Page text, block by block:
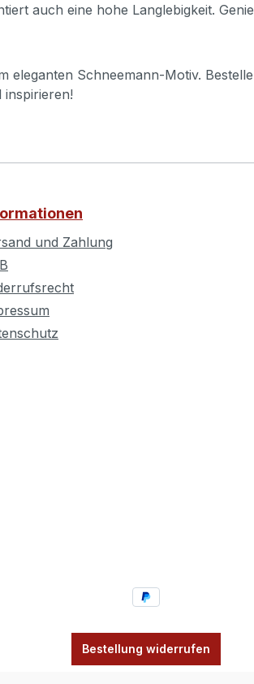
auch eine hohe Langlebigkeit.
eleganten Schneemann-Motiv.
inspirieren!
und Zahlung
Bestellung widerrufen